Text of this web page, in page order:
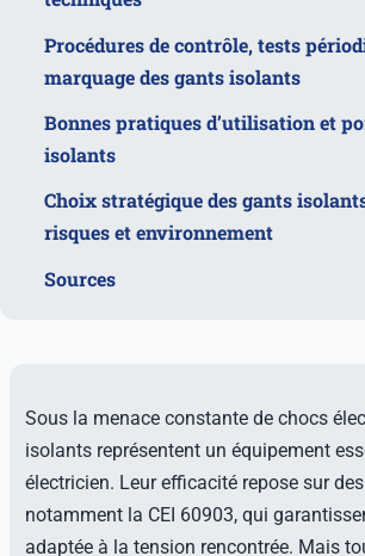
Procédures de contrôle, tests
marquage des gants isolants
Bonnes pratiques d’utilisation et
isolants
Choix stratégique des gants
risques et environnement
Sources
Sous la menace constante de chocs
isolants représentent un équipement
électricien. Leur efficacité repose sur
notamment la CEI 60903, qui
adaptée à la tension rencontrée. Mais